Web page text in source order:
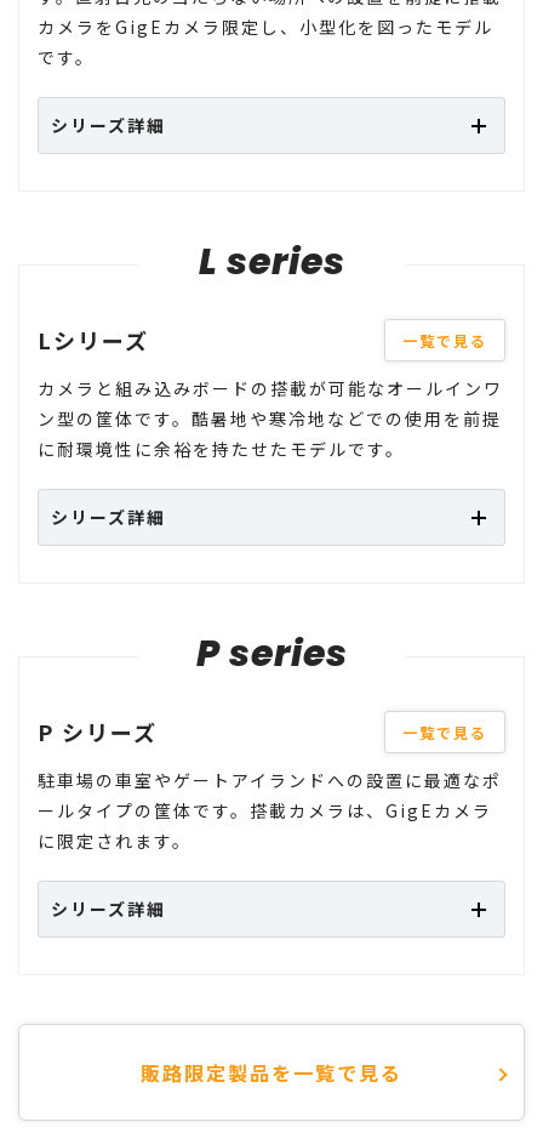
カメラをGigEカメラ限定し、小型化を図ったモデル
です。
シリーズ詳細
L series
Lシリーズ 一覧で見る
カメラと組み込みボードの搭載が可能なオールインワ
ン型の筐体です。酷暑地や寒冷地などでの使用を前提
に耐環境性に余裕を持たせたモデルです。
シリーズ詳細
P series
P シリーズ 一覧で見る
駐車場の車室やゲートアイランドへの設置に最適なポ
ールタイプの筐体です。搭載カメラは、GigEカメラ
に限定されます。
シリーズ詳細
販路限定製品を一覧で見る